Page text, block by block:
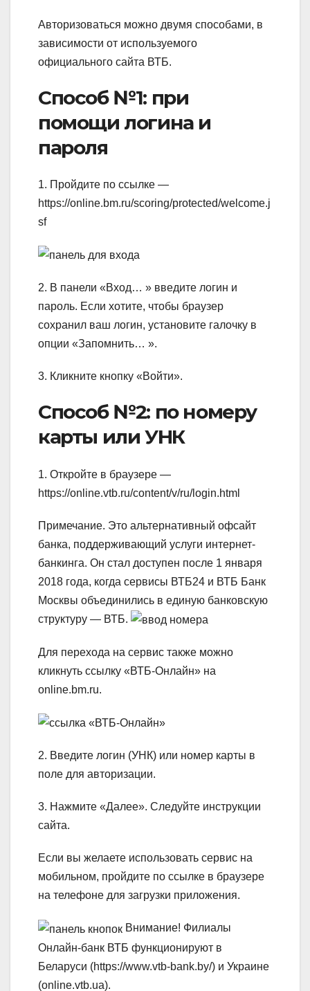
Авторизоваться можно двумя способами, в
зависимости от используемого
официального сайта ВТБ.
Способ №1: при
помощи логина и
пароля
1. Пройдите по ссылке —
https://online.bm.ru/scoring/protected/welcome.j
sf
2. В панели «Вход… » введите логин и
пароль. Если хотите, чтобы браузер
сохранил ваш логин, установите галочку в
опции «Запомнить… ».
3. Кликните кнопку «Войти».
Способ №2: по номеру
карты или УНК
1. Откройте в браузере —
https://online.vtb.ru/content/v/ru/login.html
Примечание. Это альтернативный офсайт
банка, поддерживающий услуги интернет-
банкинга. Он стал доступен после 1 января
2018 года, когда сервисы ВТБ24 и ВТБ Банк
Москвы объединились в единую банковскую
структуру — ВТБ.
Для перехода на сервис также можно
кликнуть ссылку «ВТБ-Онлайн» на
online.bm.ru.
2. Введите логин (УНК) или номер карты в
поле для авторизации.
3. Нажмите «Далее». Следуйте инструкции
сайта.
Если вы желаете использовать сервис на
мобильном, пройдите по ссылке в браузере
на телефоне для загрузки приложения.
Внимание! Филиалы
Онлайн-банк ВТБ функционируют в
Беларуси (https://www.vtb-bank.by/) и Украине
(online.vtb.ua).